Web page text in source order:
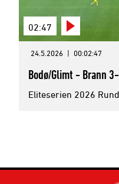
02:47
24.5.2026 | 00:02:47
Bodø/Glimt - Brann
Eliteserien 2026